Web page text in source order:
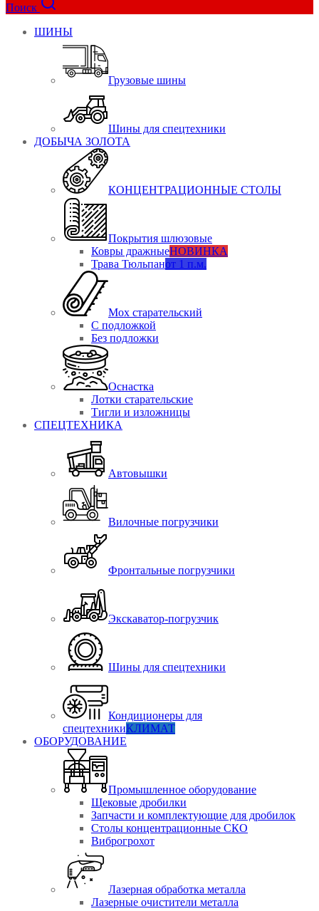
Поиск
ШИНЫ
Грузовые шины
Шины для спецтехники
ДОБЫЧА ЗОЛОТА
КОНЦЕНТРАЦИОННЫЕ СТОЛЫ
Покрытия шлюзовые
Ковры дражныеНОВИНКА
Трава Тюльпанот 1 п.м.
Мох старательский
С подложкой
Без подложки
Оснастка
Лотки старательские
Тигли и изложницы
СПЕЦТЕХНИКА
Автовышки
Вилочные погрузчики
Фронтальные погрузчики
Экскаватор-погрузчик
Шины для спецтехники
Кондиционеры для
спецтехникиКЛИМАТ
ОБОРУДОВАНИЕ
Промышленное оборудование
Щековые дробилки
Запчасти и комплектующие для дробилок
Столы концентрационные СКО
Виброгрохот
Лазерная обработка металла
Лазерные очистители металла